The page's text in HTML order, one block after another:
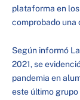
plataforma en
comprobado una
Según informó
2021, se
pandemia en
este último